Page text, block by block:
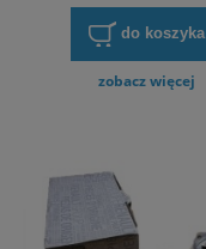
do koszyka
zobacz więcej